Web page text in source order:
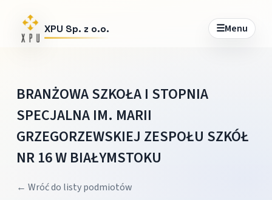
XPU Sp. z o.o. ☰Menu
BRANŻOWA SZKOŁA I STOPNIA
SPECJALNA IM. MARII
GRZEGORZEWSKIEJ ZESPOŁU SZKÓŁ
NR 16 W BIAŁYMSTOKU
← Wróć do listy podmiotów